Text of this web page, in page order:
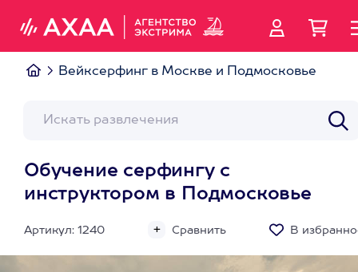
Вейксерфинг в Москве и Подмосковье
Обучение серфингу с
инструктором в Подмосковье
Артикул: 1240 Сравнить В